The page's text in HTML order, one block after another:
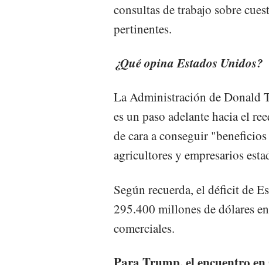
consultas de trabajo sobre
pertinentes.
¿Qué opina Estados Unidos?
La Administración de Donald
es un paso adelante hacia el
de cara a conseguir
agricultores y empresarios
Según recuerda, el déficit de
295.400 millones de dólares
comerciales.